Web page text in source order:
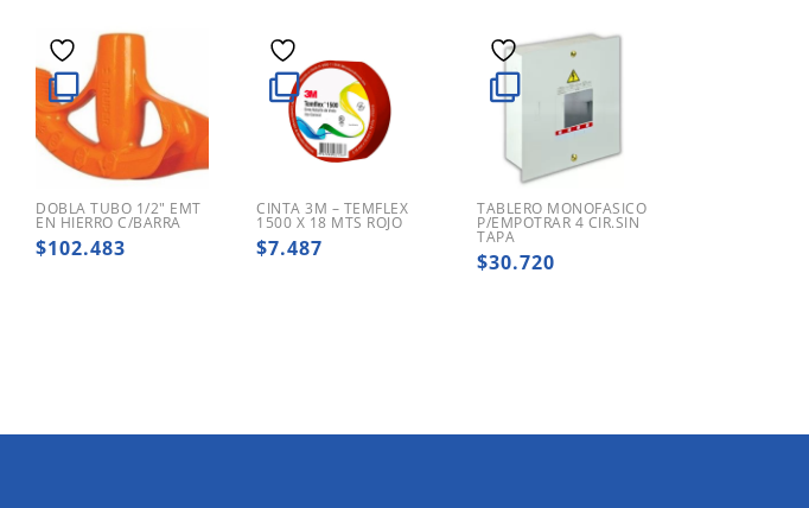
DOBLA TUBO 1/2″ EMT
EN HIERRO C/BARRA
$102.483
CINTA 3M – TEMFLEX
1500 X 18 MTS ROJO
$7.487
TABLERO MONOFASICO
P/EMPOTRAR 4 CIR.SIN
TAPA
$30.720